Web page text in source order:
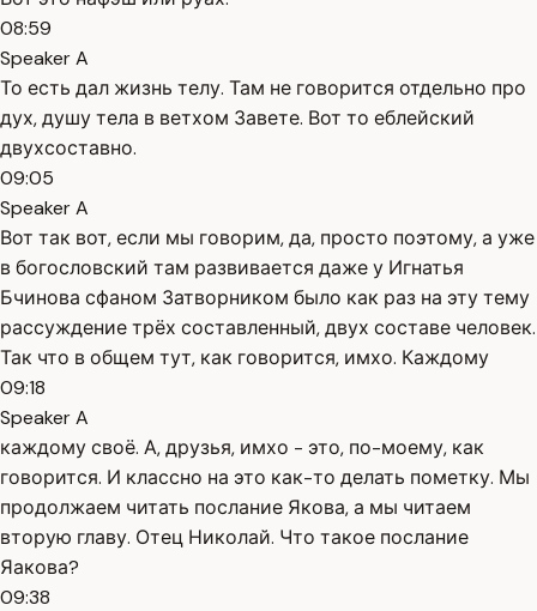
08:59
Speaker A
То есть дал жизнь телу. Там не говорится отдельно про
дух, душу тела в ветхом Завете. Вот то еблейский
двухсоставно.
09:05
Speaker A
Вот так вот, если мы говорим, да, просто поэтому, а уже
в богословский там развивается даже у Игнатья
Бчинова сфаном Затворником было как раз на эту тему
рассуждение трёх составленный, двух составе человек.
Так что в общем тут, как говорится, имхо. Каждому
09:18
Speaker A
каждому своё. А, друзья, имхо - это, по-моему, как
говорится. И классно на это как-то делать пометку. Мы
продолжаем читать послание Якова, а мы читаем
вторую главу. Отец Николай. Что такое послание
Яакова?
09:38